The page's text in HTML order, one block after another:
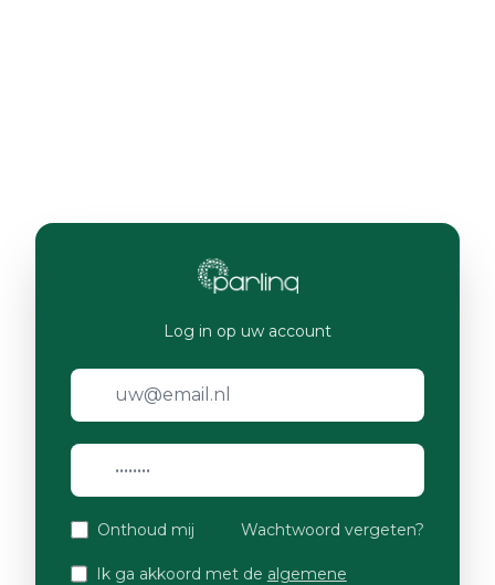
Log in op uw account
Onthoud mij Wachtwoord vergeten?
Ik ga akkoord met de algemene